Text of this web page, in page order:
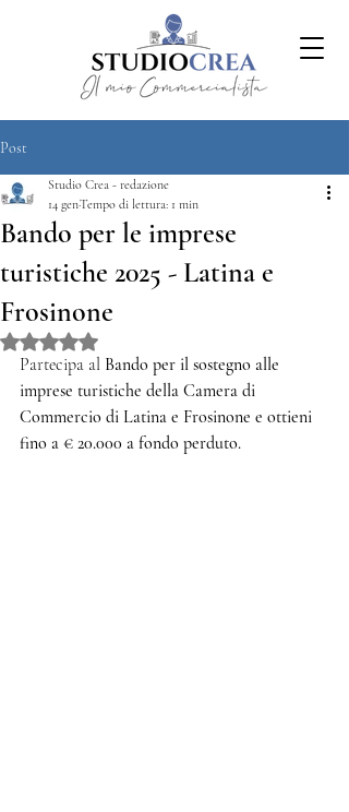
Post
Bando per le imprese
turistiche 2025 - Latina e
Frosinone
Studio Crea - redazione
14 genTempo di lettura: 1 min
Valutazione NaN stelle su 5.
Partecipa al Bando per il sostegno alle
imprese turistiche della Camera di
Commercio di Latina e Frosinone e ottieni
fino a € 20.000 a fondo perduto.